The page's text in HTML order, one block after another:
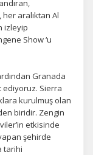
her aralıktan Al
izleyip
Show ‘u
Granada
Sierra
kurulmuş olan
biridir. Zengin
etkisinde
şehirde
tarihi